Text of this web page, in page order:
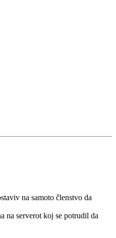
na samoto členstvo da
na serverot koj se potrudil da